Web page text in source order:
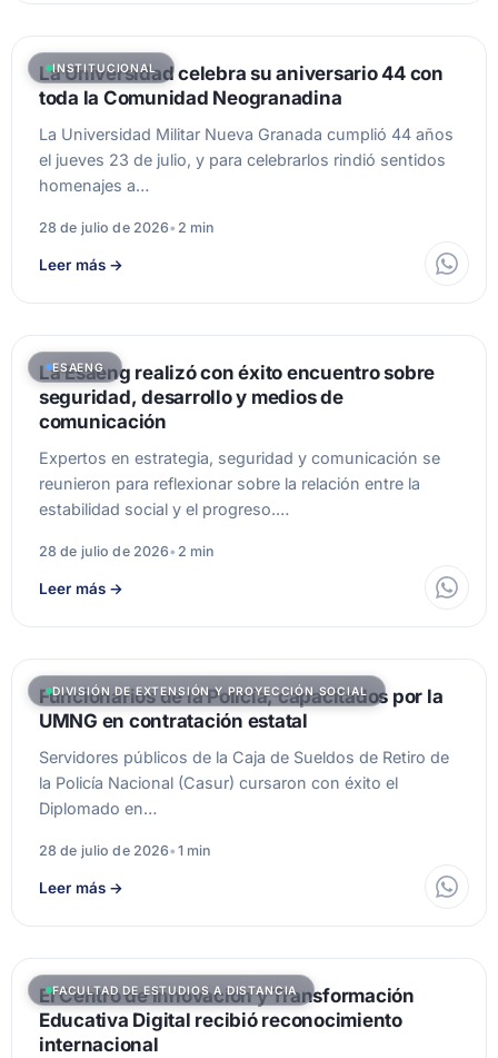
INSTITUCIONAL
La Universidad celebra su aniversario 44 con
toda la Comunidad Neogranadina
La Universidad Militar Nueva Granada cumplió 44 años
el jueves 23 de julio, y para celebrarlos rindió sentidos
homenajes a…
28 de julio de 2026• 2 min
Leer más →
ESAENG
La Esaeng realizó con éxito encuentro sobre
seguridad, desarrollo y medios de
comunicación
Expertos en estrategia, seguridad y comunicación se
reunieron para reflexionar sobre la relación entre la
estabilidad social y el progreso.…
28 de julio de 2026• 2 min
Leer más →
DIVISIÓN DE EXTENSIÓN Y PROYECCIÓN SOCIAL
Funcionarios de la Policía, capacitados por la
UMNG en contratación estatal
Servidores públicos de la Caja de Sueldos de Retiro de
la Policía Nacional (Casur) cursaron con éxito el
Diplomado en…
28 de julio de 2026• 1 min
Leer más →
FACULTAD DE ESTUDIOS A DISTANCIA
El Centro de Innovación y Transformación
Educativa Digital recibió reconocimiento
internacional